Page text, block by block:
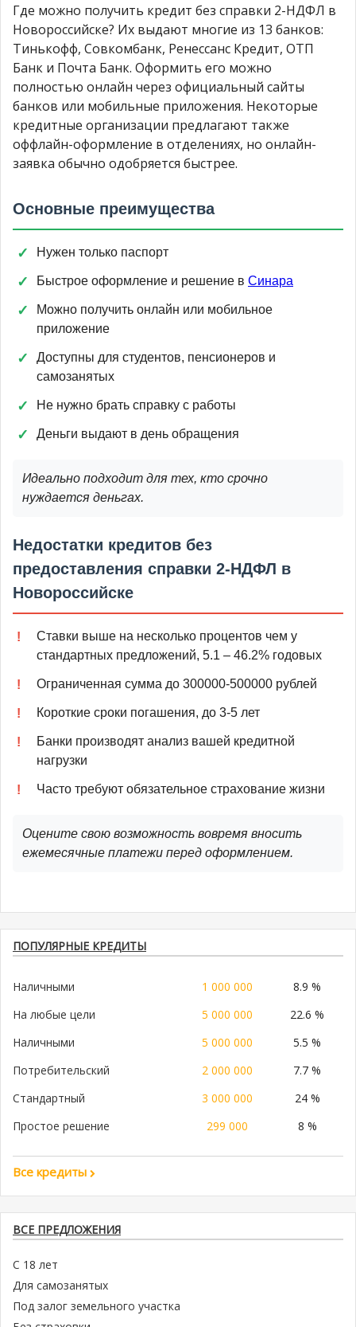
Где можно получить кредит без справки 2-НДФЛ в
Новороссийске? Их выдают многие из 13 банков:
Тинькофф, Совкомбанк, Ренессанс Кредит, ОТП
Банк и Почта Банк. Оформить его можно
полностью онлайн через официальный сайты
банков или мобильные приложения. Некоторые
кредитные организации предлагают также
оффлайн-оформление в отделениях, но онлайн-
заявка обычно одобряется быстрее.
Основные преимущества
Нужен только паспорт
Быстрое оформление и решение в Синара
Можно получить онлайн или мобильное
приложение
Доступны для студентов, пенсионеров и
самозанятых
Не нужно брать справку с работы
Деньги выдают в день обращения
Идеально подходит для тех, кто срочно
нуждается деньгах.
Недостатки кредитов без
предоставления справки 2-НДФЛ в
Новороссийске
Ставки выше на несколько процентов чем у
стандартных предложений, 5.1 – 46.2% годовых
Ограниченная сумма до 300000-500000 рублей
Короткие сроки погашения, до 3-5 лет
Банки производят анализ вашей кредитной
нагрузки
Часто требуют обязательное страхование жизни
Оцените свою возможность вовремя вносить
ежемесячные платежи перед оформлением.
ПОПУЛЯРНЫЕ КРЕДИТЫ
Наличными 1 000 000
8.9 %
На любые цели
5 000 000
22.6 %
Наличными
5 000 000
5.5 %
Потребительский
2 000 000
7.7 %
Стандартный
3 000 000
24 %
Простое решение
299 000 8 %
Все кредиты
ВСЕ ПРЕДЛОЖЕНИЯ
С 18 лет
Для самозанятых
Под залог земельного участка